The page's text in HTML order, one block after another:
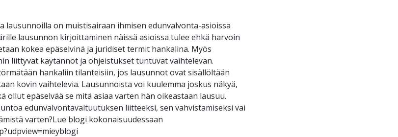
lausunnoilla on muistisairaan ihmisen edunvalvonta-asioissa
lausunnon kirjoittaminen näissä asioissa tulee ehkä harvoin
kokea epäselvinä ja juridiset termit hankalina. Myös
liittyvät käytännöt ja ohjeistukset tuntuvat vaihtelevan.
hankaliin tilanteisiin, jos lausunnot ovat sisällöltään
kovin vaihtelevia. Lausunnoista voi kuulemma joskus näkyä,
ollut epäselvää se mitä asiaa varten hän oikeastaan lausuu.
edunvalvontavaltuutuksen liitteeksi, sen vahvistamiseksi vai
varten?Lue blogi kokonaisuudessaan